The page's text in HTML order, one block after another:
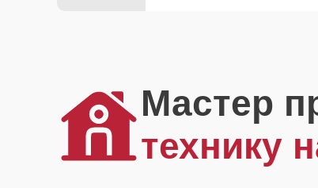
Мастер
технику